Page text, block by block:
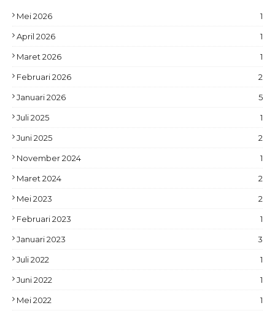
Mei 2026 1
April 2026 1
Maret 2026 1
Februari 2026 2
Januari 2026 5
Juli 2025 1
Juni 2025 2
November 2024 1
Maret 2024 2
Mei 2023 2
Februari 2023 1
Januari 2023 3
Juli 2022 1
Juni 2022 1
Mei 2022 1